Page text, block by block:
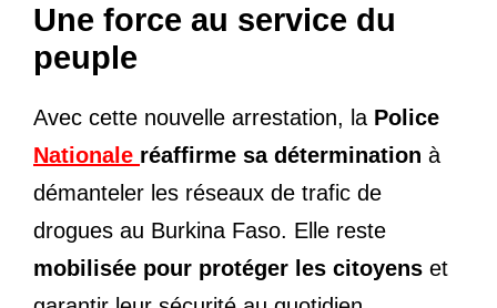
Une force au service du
peuple
Avec cette nouvelle arrestation, la Police
Nationale réaffirme sa détermination à
démanteler les réseaux de trafic de
drogues au Burkina Faso. Elle reste
mobilisée pour protéger les citoyens et